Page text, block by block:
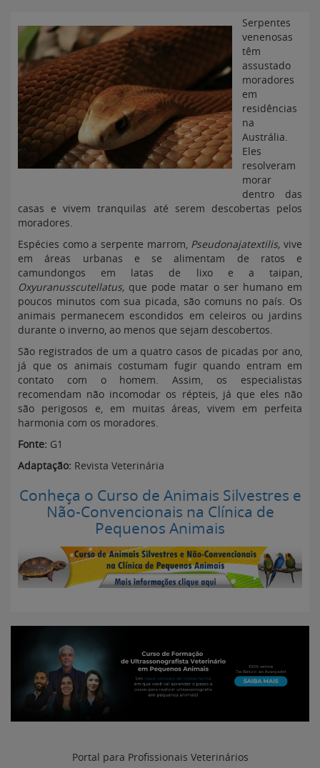
Serpentes
venenosas
têm
assustado
moradores
em
residências
na
Austrália.
Eles
resolveram
morar
dentro das
casas e vivem tranquilas até serem descobertas pelos
moradores.
Espécies como a serpente marrom, Pseudonajatextilis,vive
em áreas urbanas e se alimentam de ratos e
camundongos em latas de lixo e a taipan,
Oxyuranusscutellatus, que pode matar o ser humano em
poucos minutos com sua picada, são comuns no país. Os
animais permanecem escondidos em celeiros ou jardins
durante o inverno, ao menos que sejam descobertos.
São registrados de um a quatro casos de picadas por ano,
já que os animais costumam fugir quando entram em
contato com o homem. Assim, os especialistas
recomendam não incomodar os répteis, já que eles não
são perigosos e, em muitas áreas, vivem em perfeita
harmonia com os moradores.
Fonte: G1
Adaptação: Revista Veterinária
Conheça o Curso de Animais Silvestres e
Não-Convencionais na Clínica de
Pequenos Animais
Portal para Profissionais Veterinários